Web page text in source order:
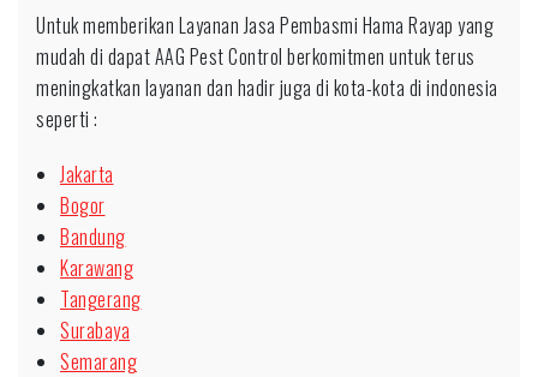
Untuk memberikan Layanan Jasa Pembasmi Hama Rayap yang
mudah di dapat AAG Pest Control berkomitmen untuk terus
meningkatkan layanan dan hadir juga di kota-kota di indonesia
seperti :
Jakarta
Bogor
Bandung
Karawang
Tangerang
Surabaya
Semarang